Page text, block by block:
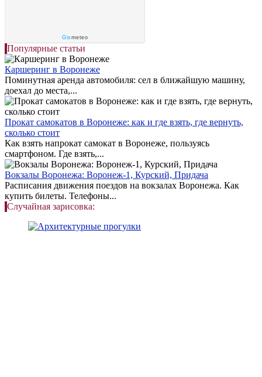
Gismeteo
Популярные статьи
Каршеринг в Воронеже
Поминутная аренда автомобиля: сел в ближайшую машину,
доехал до места,...
Прокат самокатов в Воронеже: как и где взять, где вернуть,
сколько стоит
Как взять напрокат самокат в Воронеже, пользуясь
смартфоном. Где взять,...
Вокзалы Воронежа: Воронеж-1, Курский, Придача
Расписания движения поездов на вокзалах Воронежа. Как
купить билеты. Телефоны...
Случайная зарисовка: